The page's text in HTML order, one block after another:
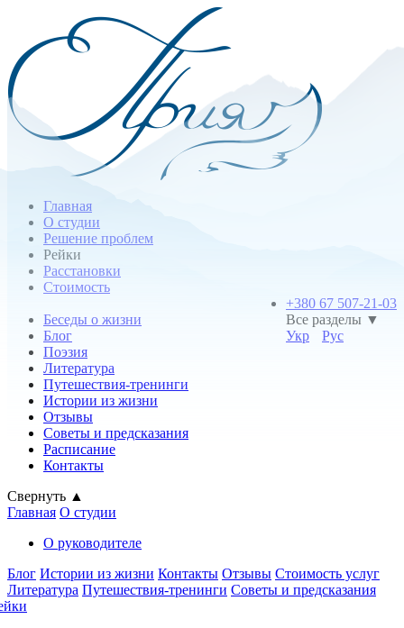
Главная
О студии
Решение проблем
Рейки
Расстановки
Стоимость
+380 67 507-21-03
Все разделы ▼
Укр
Рус
Беседы о жизни
Блог
Поэзия
Литература
Путешествия-тренинги
Истории из жизни
Отзывы
Советы и предсказания
Расписание
Контакты
Свернуть ▲
Главная О студии
О руководителе
Блог Истории из жизни Контакты Отзывы Стоимость услуг
Литература Путешествия-тренинги Советы и предсказания